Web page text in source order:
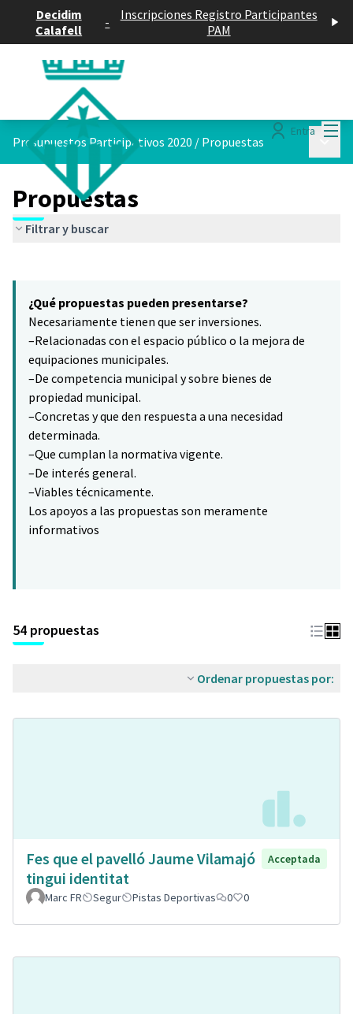
Decidim
Calafell
-
Inscripciones Registro Participantes
PAM
Entra
Presupuestos Participativos 2020 / Propuestas
Propuestas
Filtrar y buscar
−
¿Qué propuestas pueden presentarse?
Necesariamente tienen que ser inversiones.
–Relacionadas con el espacio público o la mejora de
equipaciones municipales.
–De competencia municipal y sobre bienes de
propiedad municipal.
–Concretas y que den respuesta a una necesidad
determinada.
–Que cumplan la normativa vigente.
–De interés general.
–Viables técnicamente.
Los apoyos a las propuestas son meramente
informativos
54 propuestas
Ordenar propuestas por:
Fes que el pavelló Jaume Vilamajó
tingui identitat
Acceptada
Marc FR Segur Pistas Deportivas 0 0